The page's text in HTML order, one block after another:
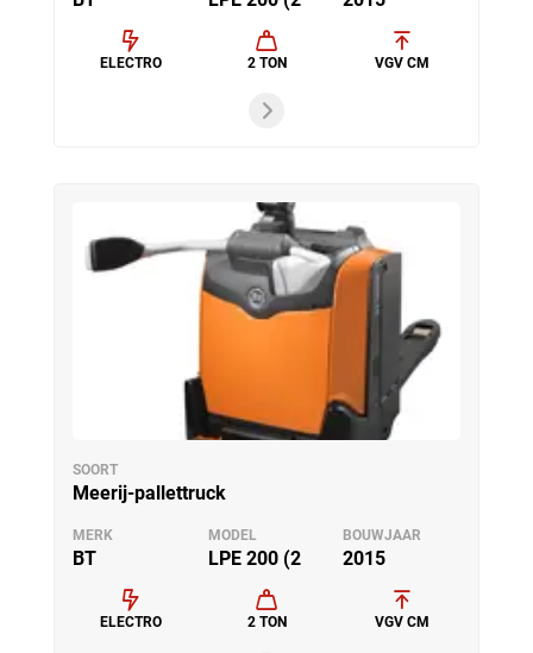
ELECTRO 2 TON VGV CM
SOORT
Meerij-pallettruck
MERK
BT
MODEL
LPE 200 (2
BOUWJAAR
2015
ELECTRO 2 TON VGV CM